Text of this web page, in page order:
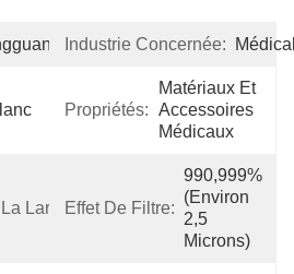
Industrie Concernée:
Propriétés:
Matériaux Et
Accessoires
Médicaux
Largeur:
10mm-
600mm
Effet De Filtre:
990,999%
(environ
2,5
Microns)